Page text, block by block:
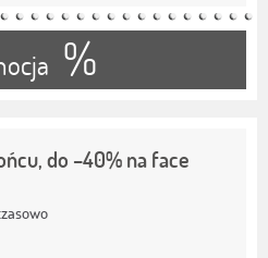
%
do –40% na face